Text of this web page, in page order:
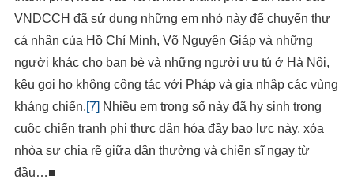
VNDCCH đã sử dụng những em nhỏ này để chuyển thư
cá nhân của Hồ Chí Minh, Võ Nguyên Giáp và những
người khác cho bạn bè và những người ưu tú ở Hà Nội,
kêu gọi họ không cộng tác với Pháp và gia nhập các vùng
kháng chiến.[7] Nhiều em trong số này đã hy sinh trong
cuộc chiến tranh phi thực dân hóa đầy bạo lực này, xóa
nhòa sự chia rẽ giữa dân thường và chiến sĩ ngay từ
đầu…■